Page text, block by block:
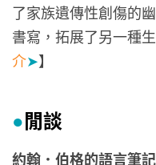
了家族遺傳性創傷的
書寫，拓展了另一種
介➤】
●閒談
約翰．伯格的語言筆記